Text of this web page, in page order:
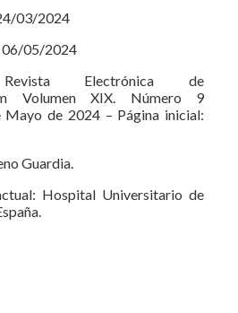
03/2024
06/05/2024
Electrónica de
Volumen XIX. Número 9
Mayo de 2024 – Página inicial:
Guardia.
Hospital Universitario de